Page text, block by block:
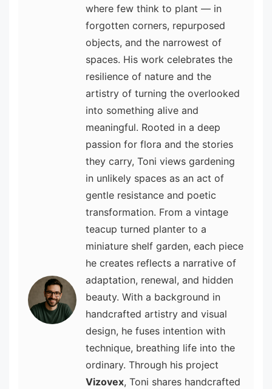
where few think to plant — in
forgotten corners, repurposed
objects, and the narrowest of
spaces. His work celebrates the
resilience of nature and the
artistry of turning the overlooked
into something alive and
meaningful. Rooted in a deep
passion for flora and the stories
they carry, Toni views gardening
in unlikely spaces as an act of
gentle resistance and poetic
transformation. From a vintage
teacup turned planter to a
miniature shelf garden, each piece
he creates reflects a narrative of
adaptation, renewal, and hidden
beauty. With a background in
handcrafted artistry and visual
design, he fuses intention with
technique, breathing life into the
ordinary. Through his project
Vizovex, Toni shares handcrafted